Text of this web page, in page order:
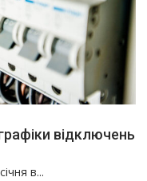
відключень
в...